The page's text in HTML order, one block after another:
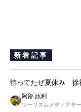
新着記事
待ってたぜ夏休み 徐
阿部 政利
ツーリズムメディアサ